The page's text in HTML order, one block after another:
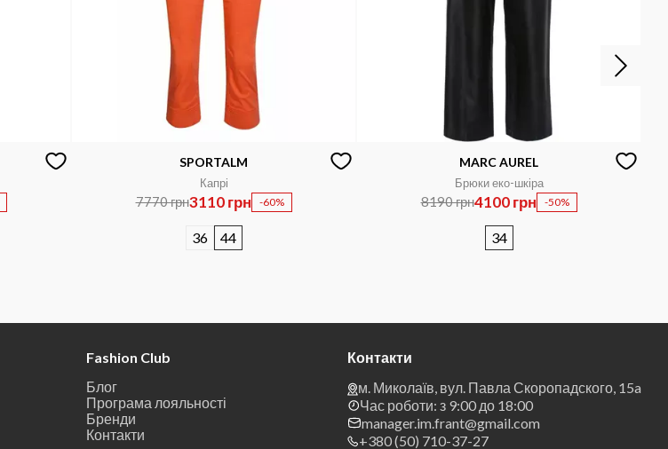
SPORTALM
Капрі
7770 грн3110 грн -60%
36 44
MARC AUREL
Брюки еко-шкіра
8190 грн4100 грн -50%
34
Fashion Club
Блог
Програма лояльності
Бренди
Контакти
Контакти
м. Миколаїв, вул. Павла Скоропадского, 15a
Час роботи: з 9:00 до 18:00
manager.im.frant@gmail.com
+380 (50) 710-37-27